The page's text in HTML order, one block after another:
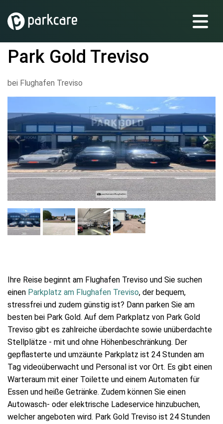
Park Gold Treviso
bei Flughafen Treviso
Ihre Reise beginnt am Flughafen Treviso und Sie suchen
einen Parkplatz am Flughafen Treviso, der bequem,
stressfrei und zudem günstig ist? Dann parken Sie am
besten bei Park Gold. Auf dem Parkplatz von Park Gold
Treviso gibt es zahlreiche überdachte sowie unüberdachte
Stellplätze - mit und ohne Höhenbeschränkung. Der
gepflasterte und umzäunte Parkplatz ist 24 Stunden am
Tag videoüberwacht und Personal ist vor Ort. Es gibt einen
Warteraum mit einer Toilette und einem Automaten für
Essen und heiße Getränke. Zudem können Sie einen
Autowasch- oder elektrische Ladeservice hinzubuchen,
welcher angeboten wird. Park Gold Treviso ist 24 Stunden